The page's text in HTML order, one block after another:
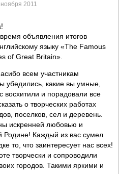
2011
объявления итогов
языку «The Famous
of Great Britain».
всем участникам
убедились, какие вы умные,
восхитили и порадовали все
о творческих работах
поселков, сел и деревень.
искренней любовью и
Родине! Каждый из вас сумел
то, что заинтересует нас всех!
творчески и сопроводили
городов. Такими яркими и